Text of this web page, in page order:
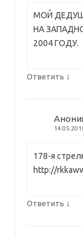
МОЙ
НА
2004 ГОДУ.
Ответить ↓
178-я
http://
Ответить ↓